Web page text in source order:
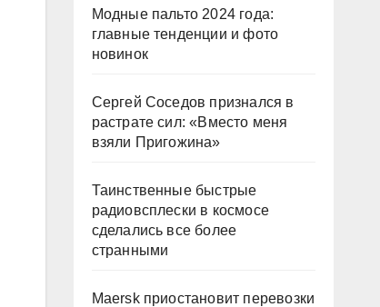
Модные пальто 2024 года:
главные тенденции и фото
новинок
Сергей Соседов признался в
растрате сил: «Вместо меня
взяли Пригожина»
Таинственные быстрые
радиовсплески в космосе
сделались все более
странными
Maersk приостановит перевозки